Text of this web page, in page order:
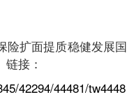
险扩面提质稳健发展国
接：
42294/44481/tw4448